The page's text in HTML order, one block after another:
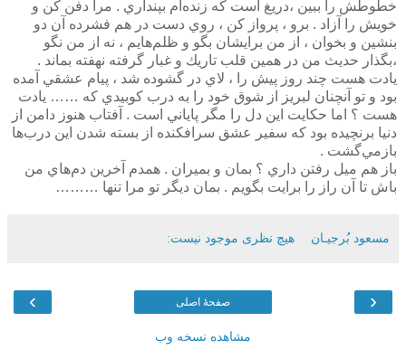
خطوطش را ببين ،‌دريغ است كه زنده‌ام بپنداري . مرا دفن كن و
خويش را آزاد . برو ، پرواز كن ، روي دست در هم فشرده آن دو
بنشين و بخوان ، از من برايشان بگو و ظلم‌هايم ، نه از من نگو
،‌بگذار حديث من در همين قلب تاريك و غبار گرفته نهفته بماند .
يادت هست چند روز پيش را ، لاي در گشوده شد ،‌ پيام عشقي آمده
بود و تو آنچنان لبريز از شوق خود را به درب كوبيدي كه …… يادت
هست ؟ اما حكايت اين دل را مگر پاياني است . آفتاب هنوز دامن از
دنيا برنچيده بود كه سفير عشق سرافكنده از بسته شدن اين درب‌ها
بازمي‌گشت .
باز هم ميل رفتن داري ؟ بمان و بميران . همدم آخرين دم‌هاي من
باش تا آن راز را برايت بگويم . بمان ديگر تو مرا تنها ………
مسعود بُرجيـان هیچ نظری موجود نیست:
‹
› صفحهٔ اصلی
مشاهده نسخه وب